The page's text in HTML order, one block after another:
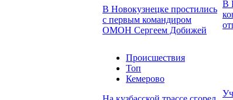
В Новокузнецке простились
с первым командиром
ОМОН Сергеем Добижей
В
Происшествия
Топ
Кемерово